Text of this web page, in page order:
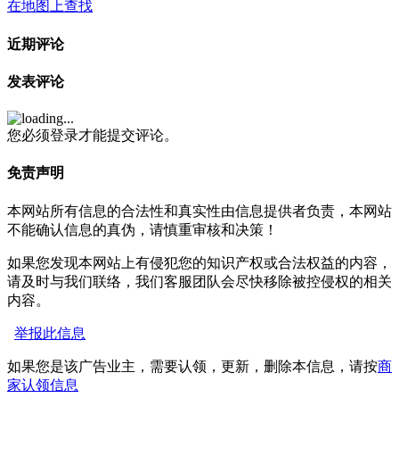
在地图上查找
近期评论
发表评论
您必须登录才能提交评论。
免责声明
本网站所有信息的合法性和真实性由信息提供者负责，本网站
不能确认信息的真伪，请慎重审核和决策！
如果您发现本网站上有侵犯您的知识产权或合法权益的内容，
请及时与我们联络，我们客服团队会尽快移除被控侵权的相关
内容。
举报此信息
如果您是该广告业主，需要认领，更新，删除本信息，请按商
家认领信息